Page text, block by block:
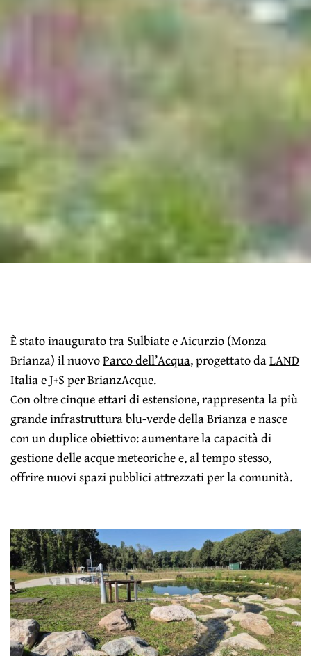
È stato inaugurato tra Sulbiate e Aicurzio (Monza
Brianza) il nuovoParco dell’Acqua, progettato daLAND
ItaliaeJ+SperBrianzAcque.
Con oltre cinque ettari di estensione, rappresenta la più
grande infrastruttura blu-verde della Brianza e nasce
con un duplice obiettivo: aumentare la capacità di
gestione delle acque meteoriche e, al tempo stesso,
offrire nuovi spazi pubblici attrezzati per la comunità.